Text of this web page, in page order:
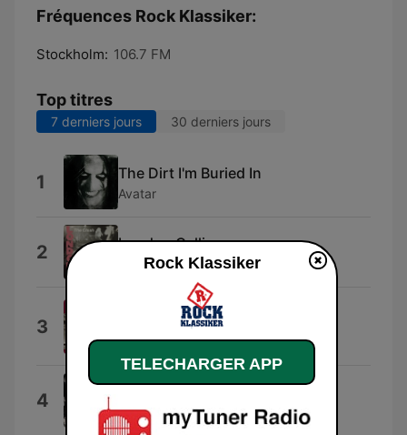
Fréquences Rock Klassiker:
Stockholm: 106.7 FM
Top titres
7 derniers jours 30 derniers jours
1 The Dirt I'm Buried In
Avatar
2 London Calling
The Clash
3
Pride (In the Name of Love)
[Remastered Single version]
4 Another Hit and Run
Def Leppard
Rock Klassiker
TELECHARGER APP